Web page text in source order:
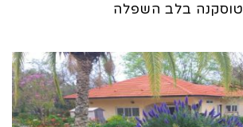
טוסקנה בלב השפלה